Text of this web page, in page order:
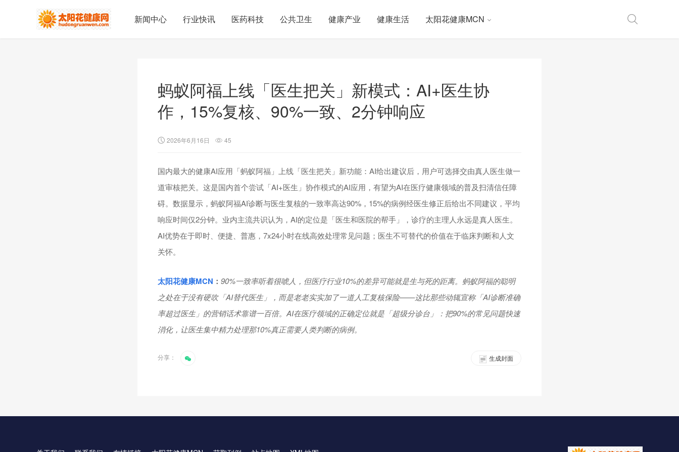
新闻中心 行业快讯 医药科技 公共卫生 健康产业 健康生活 太阳花健康MCN
蚂蚁阿福上线「医生把关」新模式：AI+医生协
作，15%复核、90%一致、2分钟响应
2026年6月16日 45
国内最大的健康AI应用「蚂蚁阿福」上线「医生把关」新功能：AI给出建议后，用户可选择交由真人医生做一
道审核把关。这是国内首个尝试「AI+医生」协作模式的AI应用，有望为AI在医疗健康领域的普及扫清信任障
碍。数据显示，蚂蚁阿福AI诊断与医生复核的一致率高达90%，15%的病例经医生修正后给出不同建议，平均
响应时间仅2分钟。业内主流共识认为，AI的定位是「医生和医院的帮手」，诊疗的主理人永远是真人医生。
AI优势在于即时、便捷、普惠，7x24小时在线高效处理常见问题；医生不可替代的价值在于临床判断和人文
关怀。
太阳花健康MCN ： 90%一致率听着很唬人，但医疗行业10%的差异可能就是生与死的距离。蚂蚁阿福的聪明
之处在于没有硬吹「AI替代医生」，而是老老实实加了一道人工复核保险——这比那些动辄宣称「AI诊断准确
率超过医生」的营销话术靠谱一百倍。AI在医疗领域的正确定位就是「超级分诊台」：把90%的常见问题快速
消化，让医生集中精力处理那10%真正需要人类判断的病例。
分享： 生成封面